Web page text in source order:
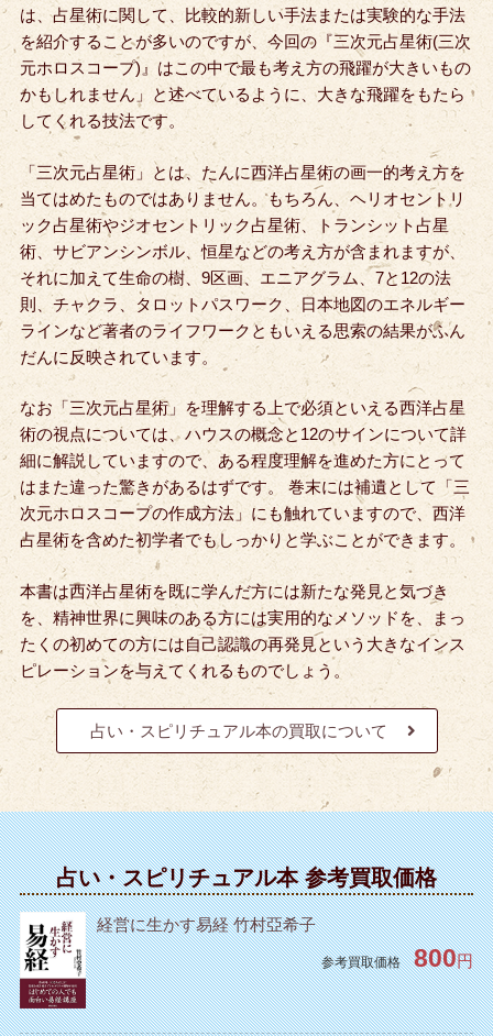
は、占星術に関して、比較的新しい手法または実験的な手法
を紹介することが多いのですが、今回の『三次元占星術(三次
元ホロスコープ)』はこの中で最も考え方の飛躍が大きいもの
かもしれません」と述べているように、大きな飛躍をもたら
してくれる技法です。
「三次元占星術」とは、たんに西洋占星術の画一的考え方を
当てはめたものではありません。もちろん、ヘリオセントリ
ック占星術やジオセントリック占星術、トランシット占星
術、サビアンシンボル、恒星などの考え方が含まれますが、
それに加えて生命の樹、9区画、エニアグラム、7と12の法
則、チャクラ、タロットパスワーク、日本地図のエネルギー
ラインなど著者のライフワークともいえる思索の結果がふん
だんに反映されています。
なお「三次元占星術」を理解する上で必須といえる西洋占星
術の視点については、ハウスの概念と12のサインについて詳
細に解説していますので、ある程度理解を進めた方にとって
はまた違った驚きがあるはずです。 巻末には補遺として「三
次元ホロスコープの作成方法」にも触れていますので、西洋
占星術を含めた初学者でもしっかりと学ぶことができます。
本書は西洋占星術を既に学んだ方には新たな発見と気づき
を、精神世界に興味のある方には実用的なメソッドを、まっ
たくの初めての方には自己認識の再発見という大きなインス
ピレーションを与えてくれるものでしょう。
占い・スピリチュアル本の買取について
占い・スピリチュアル本 参考買取価格
経営に生かす易経 竹村亞希子
参考買取価格 800円